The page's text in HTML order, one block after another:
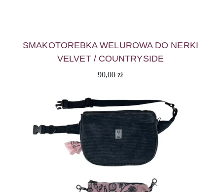
SMAKOTOREBKA WELUROWA DO NERKI
VELVET / COUNTRYSIDE
90,00zł